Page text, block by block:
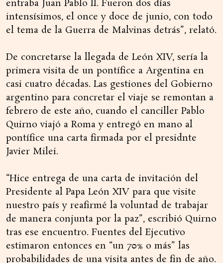
entraba Juan Pablo II. Fueron dos días
intensísimos, el once y doce de junio, con todo
el tema de la Guerra de Malvinas detrás”, relató.
De concretarse la llegada de León XIV, sería la
primera visita de un pontífice a Argentina en
casi cuatro décadas. Las gestiones del Gobierno
argentino para concretar el viaje se remontan a
febrero de este año, cuando el canciller Pablo
Quirno viajó a Roma y entregó en mano al
pontífice una carta firmada por el presidnte
Javier Milei.
“Hice entrega de una carta de invitación del
Presidente al Papa León XIV para que visite
nuestro país y reafirmé la voluntad de trabajar
de manera conjunta por la paz”, escribió Quirno
tras ese encuentro. Fuentes del Ejecutivo
estimaron entonces en “un 70% o más” las
probabilidades de una visita antes de fin de año.